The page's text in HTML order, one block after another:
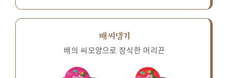
배씨댕기
배의 씨모양으로 장식한 머리끈